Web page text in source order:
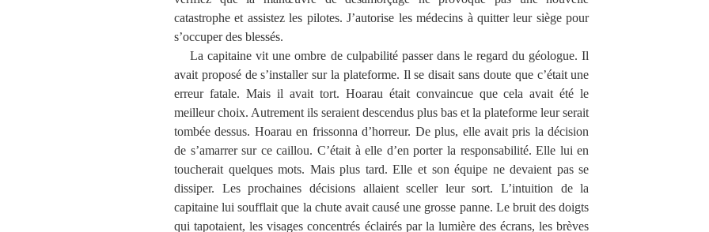
catastrophe et assistez les pilotes. J’autorise les médecins à quitter leur siège pour
s’occuper des blessés.
La capitaine vit une ombre de culpabilité passer dans le regard du géologue. Il
avait proposé de s’installer sur la plateforme. Il se disait sans doute que c’était une
erreur fatale. Mais il avait tort. Hoarau était convaincue que cela avait été le
meilleur choix. Autrement ils seraient descendus plus bas et la plateforme leur serait
tombée dessus. Hoarau en frissonna d’horreur. De plus, elle avait pris la décision
de s’amarrer sur ce caillou. C’était à elle d’en porter la responsabilité. Elle lui en
toucherait quelques mots. Mais plus tard. Elle et son équipe ne devaient pas se
dissiper. Les prochaines décisions allaient sceller leur sort. L’intuition de la
capitaine lui soufflait que la chute avait causé une grosse panne. Le bruit des doigts
qui tapotaient, les visages concentrés éclairés par la lumière des écrans, les brèves